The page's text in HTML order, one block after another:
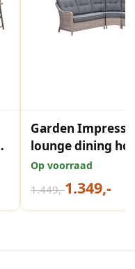
Garden
lounge dining
delig vintage
Op voorraad
1.449,-1.349,-